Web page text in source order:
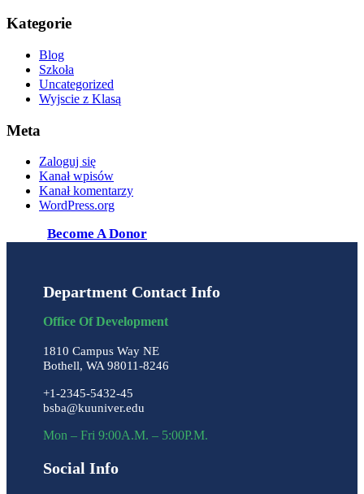
Kategorie
Blog
Szkoła
Uncategorized
Wyjscie z Klasą
Meta
Zaloguj się
Kanał wpisów
Kanał komentarzy
WordPress.org
Become A Donor
Department Contact Info
Office Of Development
1810 Campus Way NE
Bothell, WA 98011-8246
+1-2345-5432-45
bsba@kuuniver.edu
Mon – Fri 9:00A.M. – 5:00P.M.
Social Info